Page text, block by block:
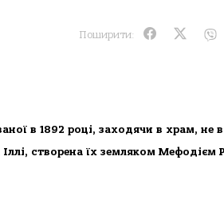
Поширити:
в 1892 році, заходячи в храм, не
Іллі, створена їх земляком Мефодієм